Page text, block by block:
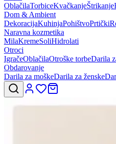
OblačilaTorbiceKvačkanjeŠtrikanje
Dom & Ambient
DekoracijaKuhinjaPohištvoPrtički
Naravna kozmetika
MilaKremeSoliHidrolati
Otroci
IgračeOblačilaOtroške torbeDarila
Obdarovanje
Darila za moškeDarila za ženske